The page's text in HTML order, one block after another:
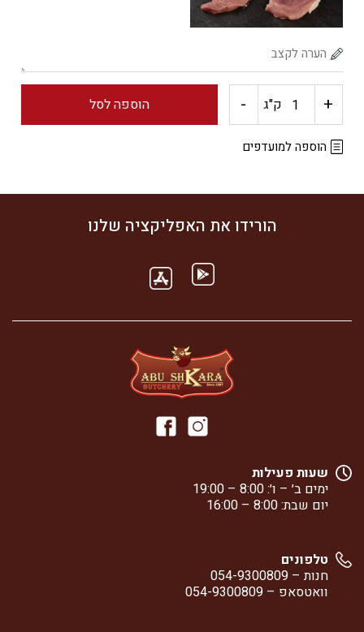
+ כמות
של
ק"ג - הוספה לסל
הוספה למועדפים
הורידו את האפליקציה שלנו
שעות פעילות
ימים ב׳ – ו׳: 8:00 – 19:00
יום שבת: 8:00 – 16:00
טלפונים
חנות – 054-9300809
וואטסאפ – 054-9300809